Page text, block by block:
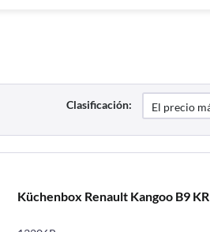
Clasificación:
Küchenbox Renault Kangoo B9 KR